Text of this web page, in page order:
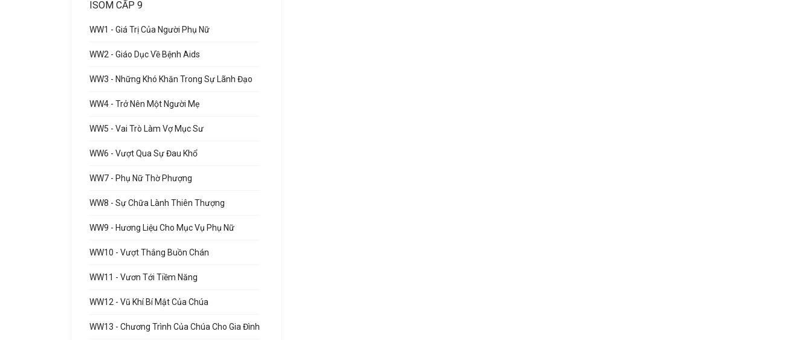
ISOM CẤP 9
WW1 - Giá Trị Của Người Phụ Nữ
WW2 - Giáo Dục Về Bệnh Aids
WW3 - Những Khó Khăn Trong Sự Lãnh Đạo
WW4 - Trở Nên Một Người Mẹ
WW5 - Vai Trò Làm Vợ Mục Sư
WW6 - Vượt Qua Sự Đau Khổ
WW7 - Phụ Nữ Thờ Phượng
WW8 - Sự Chữa Lành Thiên Thượng
WW9 - Hương Liệu Cho Mục Vụ Phụ Nữ
WW10 - Vượt Thắng Buồn Chán
WW11 - Vươn Tới Tiềm Năng
WW12 - Vũ Khí Bí Mật Của Chúa
WW13 - Chương Trình Của Chúa Cho Gia Đình